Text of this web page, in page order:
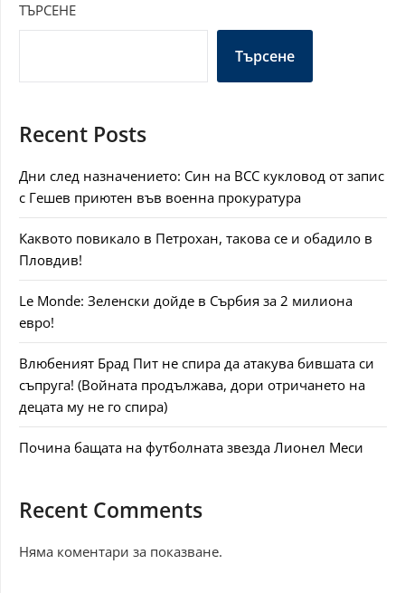
ТЪРСЕНЕ
Търсене
Recent Posts
Дни след назначението: Син на ВСС кукловод от запис
с Гешев приютен във военна прокуратура
Каквото повикало в Петрохан, такова се и обадило в
Пловдив!
Le Monde: Зеленски дойде в Сърбия за 2 милиона
евро!
Влюбеният Брад Пит не спира да атакува бившата си
съпруга! (Войната продължава, дори отричането на
децата му не го спира)
Почина бащата на футболната звезда Лионел Меси
Recent Comments
Няма коментари за показване.